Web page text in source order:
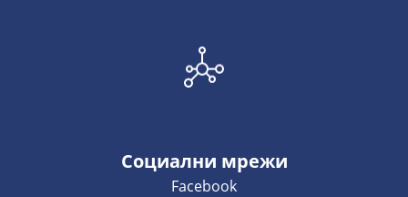
Социални мрежи
Facebook